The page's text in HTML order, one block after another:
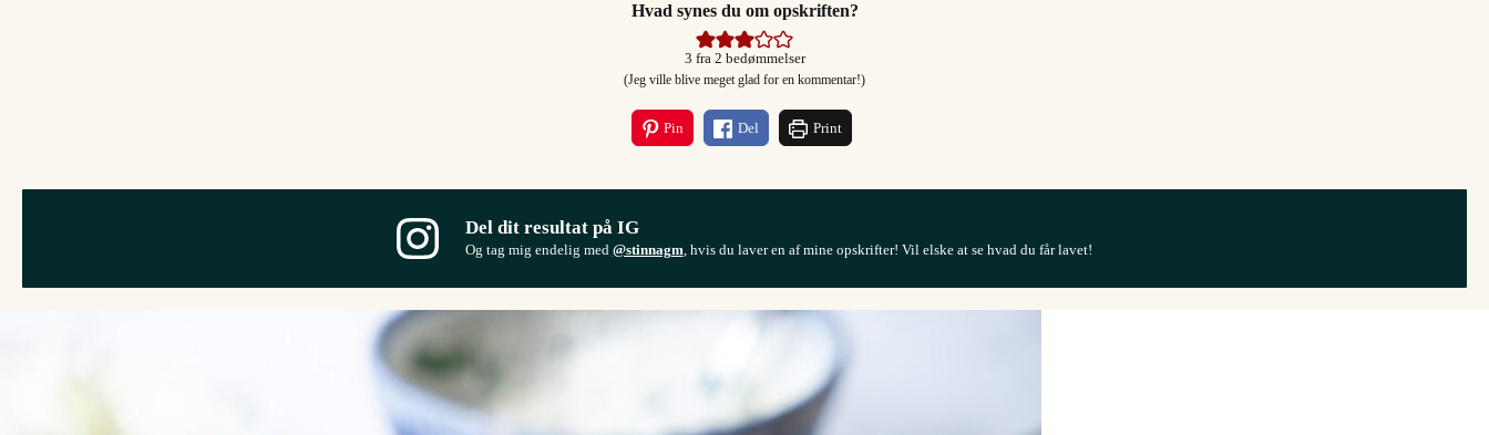
Hvad synes du om opskriften?
3 fra 2 bedømmelser
(Jeg ville blive meget glad for en kommentar!)
Pin Del Print
Del dit resultat på IG
Og tag mig endelig med @stinnagm, hvis du laver en af mine opskrifter! Vil elske at se hvad du får lavet!